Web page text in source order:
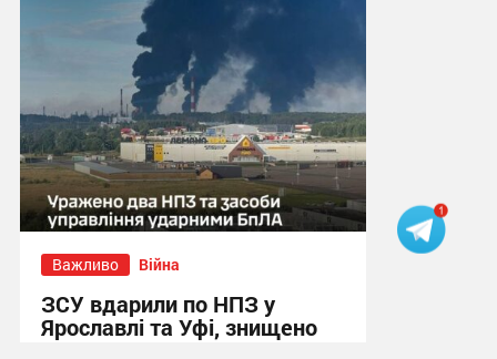
Важливо Війна
ЗСУ вдарили по НПЗ у
Ярославлі та Уфі, знищено